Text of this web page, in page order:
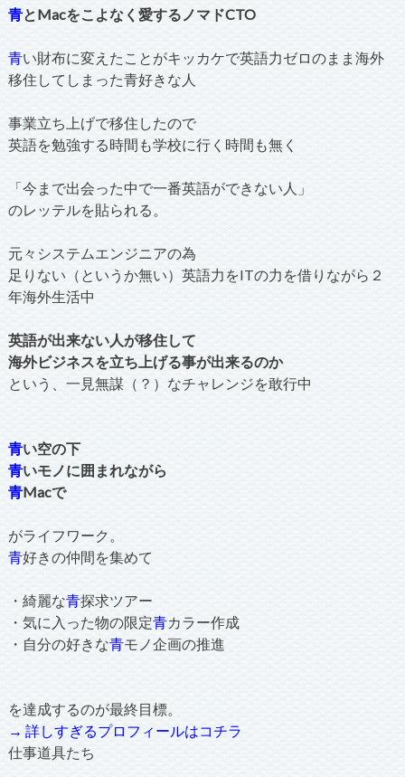
青とMacをこよなく愛するノマドCTO
青い財布に変えたことがキッカケで英語力ゼロのまま海外
移住してしまった青好きな人
事業立ち上げで移住したので
英語を勉強する時間も学校に行く時間も無く
「今まで出会った中で一番英語ができない人」
のレッテルを貼られる。
元々システムエンジニアの為
足りない（というか無い）英語力をITの力を借りながら２
年海外生活中
英語が出来ない人が移住して
海外ビジネスを立ち上げる事が出来るのか
という、一見無謀（？）なチャレンジを敢行中
青い空の下
青いモノに囲まれながら
青Macで
がライフワーク。
青好きの仲間を集めて
・綺麗な青探求ツアー
・気に入った物の限定青カラー作成
・自分の好きな青モノ企画の推進
を達成するのが最終目標。
→ 詳しすぎるプロフィールはコチラ
仕事道具たち